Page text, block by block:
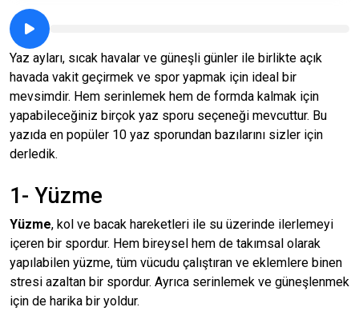
Yaz ayları, sıcak havalar ve güneşli günler ile birlikte açık
havada vakit geçirmek ve spor yapmak için ideal bir
mevsimdir. Hem serinlemek hem de formda kalmak için
yapabileceğiniz birçok yaz sporu seçeneği mevcuttur. Bu
yazıda en popüler 10 yaz sporundan bazılarını sizler için
derledik.
1- Yüzme
Yüzme, kol ve bacak hareketleri ile su üzerinde ilerlemeyi
içeren bir spordur. Hem bireysel hem de takımsal olarak
yapılabilen yüzme, tüm vücudu çalıştıran ve eklemlere binen
stresi azaltan bir spordur. Ayrıca serinlemek ve güneşlenmek
için de harika bir yoldur.